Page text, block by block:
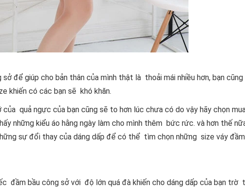
để giúp cho bản thân của mình thật là thoải mái nhiều hơn, bạn
khiến có các bạn sẽ khó khăn.
quả ngực của bạn cũng sẽ to hơn lúc chưa có do vậy hãy chọn
những kiểu áo hằng ngày làm cho mình thêm bức rức. và hơn thế
sự đổi thay của dáng dấp để có thể tìm chọn những size váy
đầm bầu công sở với độ lớn quá đà khiến cho dáng dấp của bạn trờ